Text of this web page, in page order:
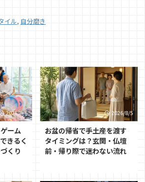
イル, 自分磨き
2026/8/6
ーム
きるく
くり
2026/8/5
お盆の帰省で手土産を渡す
タイミングは？玄関・仏壇
前・帰り際で迷わない流れ